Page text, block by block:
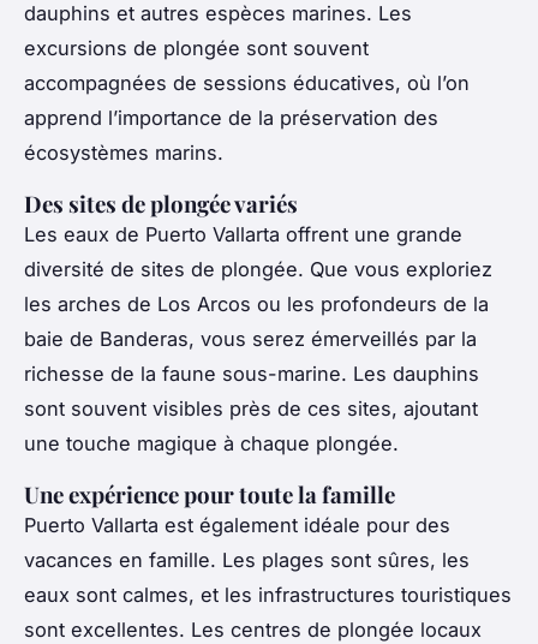
dauphins et autres espèces marines. Les
excursions de plongée sont souvent
accompagnées de sessions éducatives, où l’on
apprend l’importance de la préservation des
écosystèmes marins.
Des sites de plongée variés
Les eaux de Puerto Vallarta offrent une grande
diversité de sites de plongée. Que vous exploriez
les arches de Los Arcos ou les profondeurs de la
baie de Banderas, vous serez émerveillés par la
richesse de la faune sous-marine. Les dauphins
sont souvent visibles près de ces sites, ajoutant
une touche magique à chaque plongée.
Une expérience pour toute la famille
Puerto Vallarta est également idéale pour des
vacances en famille. Les plages sont sûres, les
eaux sont calmes, et les infrastructures touristiques
sont excellentes. Les centres de plongée locaux